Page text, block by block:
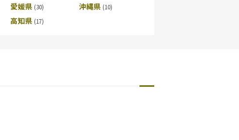
愛媛県
高知県
沖縄県